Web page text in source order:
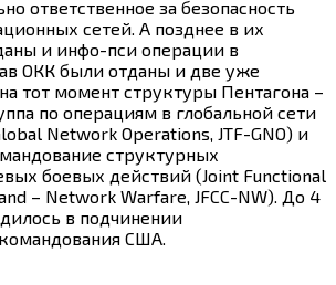
ответственное за безопасность
сетей. А позднее в их
и инфо-пси операции в
ОКК были отданы и две уже
тот момент структуры Пентагона –
по операциям в глобальной сети
Network Operations, JTF-GNO) и
структурных
боевых действий (Joint Functional
– Network Warfare, JFCC-NW). До 4
в подчинении
США.